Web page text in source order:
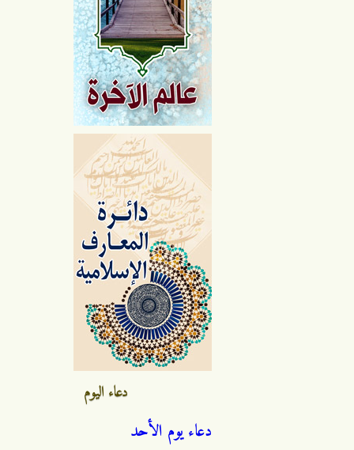
دعاء اليوم
دعاء يوم الأحد